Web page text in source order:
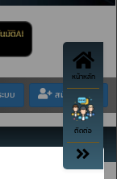
ะบบ สมัครสมาชิก
หน้าหลัก
ติดต่อ